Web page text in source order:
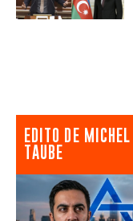
EDITO DE MICHEL
TAUBE